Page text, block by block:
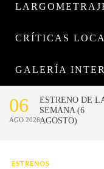
CRÍTICAS
GALERÍA
ESTRENOS